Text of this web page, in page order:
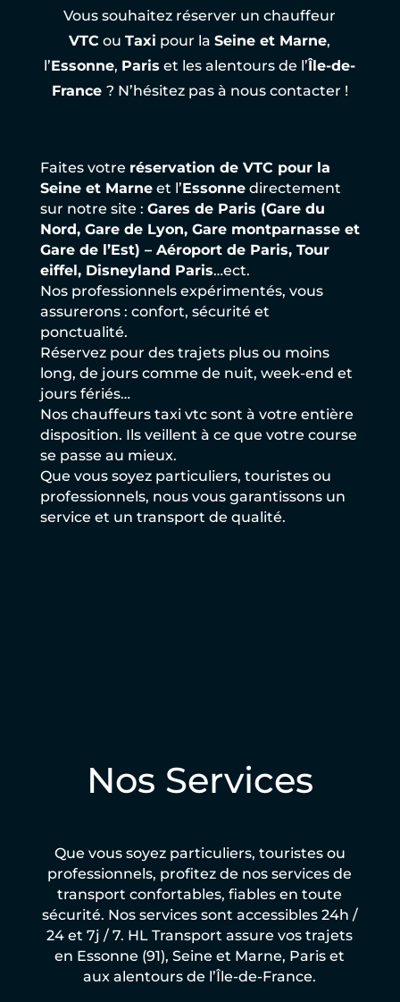
Vous souhaitez réserver un chauffeur
VTC ouTaxi pour laSeine et Marne,
l’Essonne, Paris et les alentours de l’Île-de-
France ? N’hésitez pas à nous contacter !
Faites votre réservation de VTC pour la
Seine et Marneet l’Essonnedirectement
sur notre site : Gares de Paris (Gare du
Nord, Gare de Lyon, Gare montparnasse et
Gare de l’Est) – Aéroport de Paris, Tour
eiffel, Disneyland Paris…ect.
Nos professionnels expérimentés, vous
assurerons : confort, sécurité et
ponctualité.
Réservez pour des trajets plus ou moins
long, de jours comme de nuit, week-end et
jours fériés…
Nos chauffeurs taxi vtc sont à votre entière
disposition. Ils veillent à ce que votre course
se passe au mieux.
Que vous soyez particuliers, touristes ou
professionnels, nous vous garantissons un
service et un transport de qualité.
Nos Services
Que vous soyez particuliers, touristes ou
professionnels, profitez de nos services de
transport confortables, fiables en toute
sécurité. Nos services sont accessibles 24h /
24 et 7j / 7. HL Transport assure vos trajets
en Essonne (91), Seine et Marne, Paris et
aux alentours de l’Île-de-France.